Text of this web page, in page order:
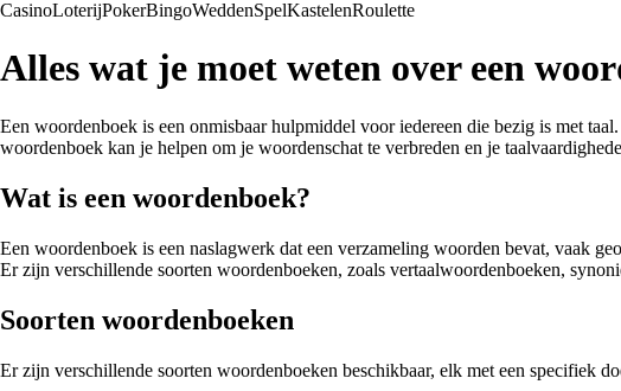
CasinoLoterijPokerBingoWeddenSpelKastelenRoulette
Alles wat je moet weten over een
Een woordenboek is een onmisbaar hulpmiddel voor iedereen die bezig is met
woordenboek kan je helpen om je woordenschat te verbreden en je
Wat is een woordenboek?
Een woordenboek is een naslagwerk dat een verzameling woorden bevat, vaak
Er zijn verschillende soorten woordenboeken, zoals vertaalwoordenboeken,
Soorten woordenboeken
Er zijn verschillende soorten woordenboeken beschikbaar, elk met een specifiek